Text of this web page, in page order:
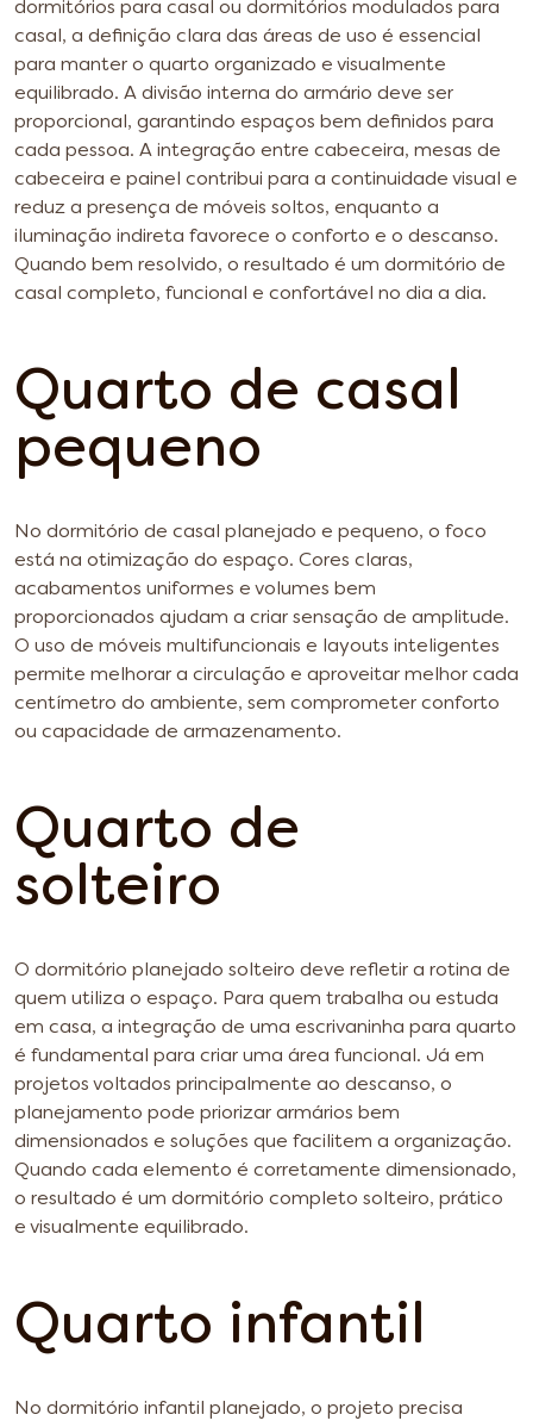
dormitórios para casal ou dormitórios modulados para
casal, a definição clara das áreas de uso é essencial
para manter o quarto organizado e visualmente
equilibrado. A divisão interna do armário deve ser
proporcional, garantindo espaços bem definidos para
cada pessoa. A integração entre cabeceira, mesas de
cabeceira e painel contribui para a continuidade visual e
reduz a presença de móveis soltos, enquanto a
iluminação indireta favorece o conforto e o descanso.
Quando bem resolvido, o resultado é um dormitório de
casal completo, funcional e confortável no dia a dia.
Quarto de casal
pequeno
No dormitório de casal planejado e pequeno, o foco
está na otimização do espaço. Cores claras,
acabamentos uniformes e volumes bem
proporcionados ajudam a criar sensação de amplitude.
O uso de móveis multifuncionais e layouts inteligentes
permite melhorar a circulação e aproveitar melhor cada
centímetro do ambiente, sem comprometer conforto
ou capacidade de armazenamento.
Quarto de
solteiro
O dormitório planejado solteiro deve refletir a rotina de
quem utiliza o espaço. Para quem trabalha ou estuda
em casa, a integração de uma escrivaninha para quarto
é fundamental para criar uma área funcional. Já em
projetos voltados principalmente ao descanso, o
planejamento pode priorizar armários bem
dimensionados e soluções que facilitem a organização.
Quando cada elemento é corretamente dimensionado,
o resultado é um dormitório completo solteiro, prático
e visualmente equilibrado.
Quarto infantil
No dormitório infantil planejado, o projeto precisa